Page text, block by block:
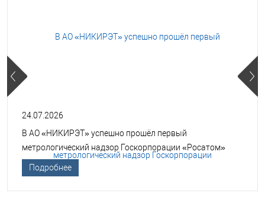
24.07.2026
В АО «НИКИРЭТ» успешно прошёл первый
метрологический надзор Госкорпорации «Росатом»
Подробнее